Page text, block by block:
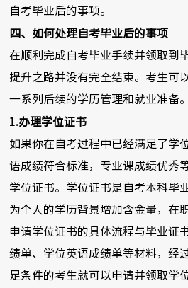
自考毕业后的事项。
四、如何处理自考毕业后的事项
在顺利完成自考毕业手续并领取到
提升之路并没有完全结束。考生可
一系列后续的学历管理和就业准备。
1.办理学位证书
如果你在自考过程中已经满足了学
语成绩符合标准，专业课成绩优秀
学位证书。学位证书是自考本科毕
为个人的学历背景增加含金量，在
申请学位证书的具体流程与毕业证
绩单、学位英语成绩单等材料，经
足条件的考生就可以申请并领取学